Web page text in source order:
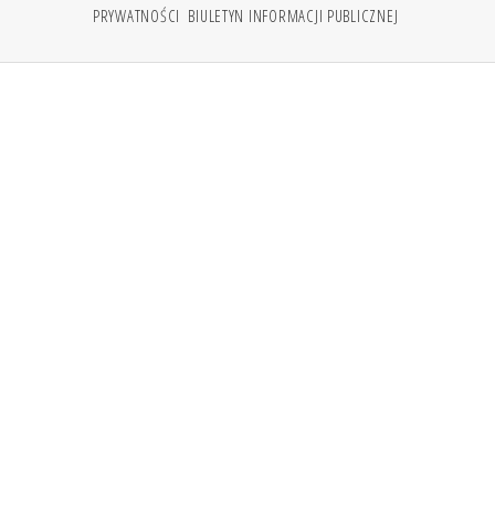
PRYWATNOŚCI BIULETYN INFORMACJI PUBLICZNEJ